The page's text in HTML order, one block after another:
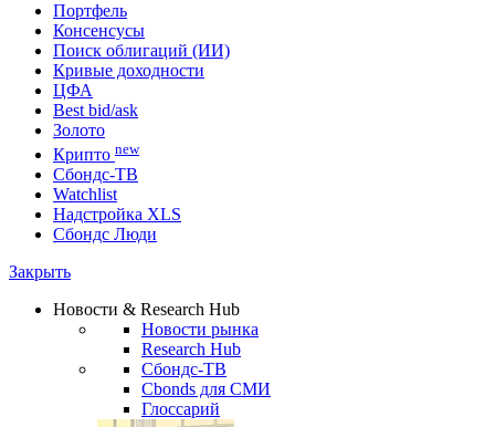
Портфель
Консенсусы
Поиск облигаций (ИИ)
Кривые доходности
ЦФА
Best bid/ask
Золото
Крипто new
Сбондс-ТВ
Watchlist
Надстройка XLS
Сбондс Люди
Закрыть
Новости & Research Hub
Новости рынка
Research Hub
Сбондс-ТВ
Cbonds для СМИ
Глоссарий